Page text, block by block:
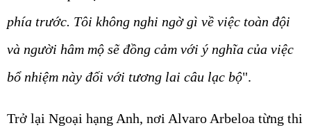
phía trước. Tôi không nghi ngờ gì về việc toàn đội
và người hâm mộ sẽ đồng cảm với ý nghĩa của việc
bổ nhiệm này đối với tương lai câu lạc bộ".
Trở lại Ngoại hạng Anh, nơi Alvaro Arbeloa từng thi